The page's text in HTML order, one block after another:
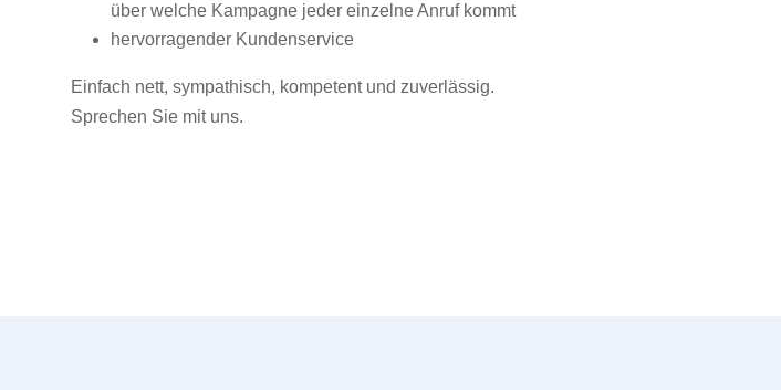
über welche Kampagne jeder einzelne Anruf kommt
hervorragender Kundenservice
Einfach nett, sympathisch, kompetent und zuverlässig.
Sprechen Sie mit uns.